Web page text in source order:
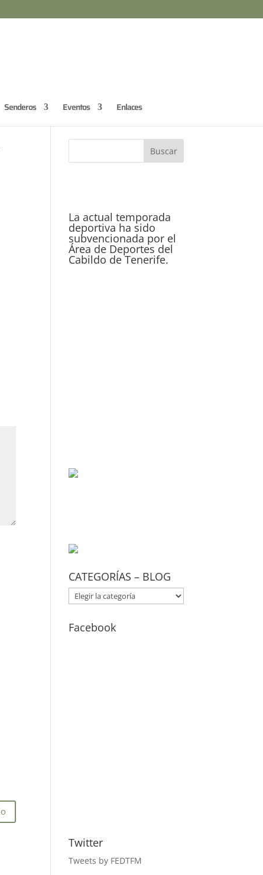
Senderos Eventos Enlaces
La actual temporada
deportiva ha sido
subvencionada por el
Área de Deportes del
Cabildo de Tenerife.
CATEGORÍAS – BLOG
CATEGORÍAS
–
BLOG
Facebook
Twitter
Tweets by FEDTFM